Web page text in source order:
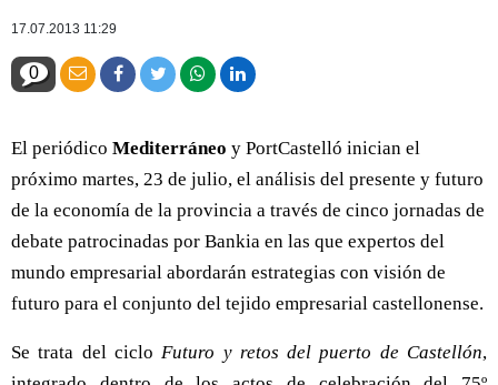
17.07.2013 11:29
0
El periódico Mediterráneo y PortCastelló inician el
próximo martes, 23 de julio, el análisis del presente y futuro
de la economía de la provincia a través de cinco jornadas de
debate patrocinadas por Bankia en las que expertos del
mundo empresarial abordarán estrategias con visión de
futuro para el conjunto del tejido empresarial castellonense.
Se trata del cicloFuturo y retos del puerto de Castellón,